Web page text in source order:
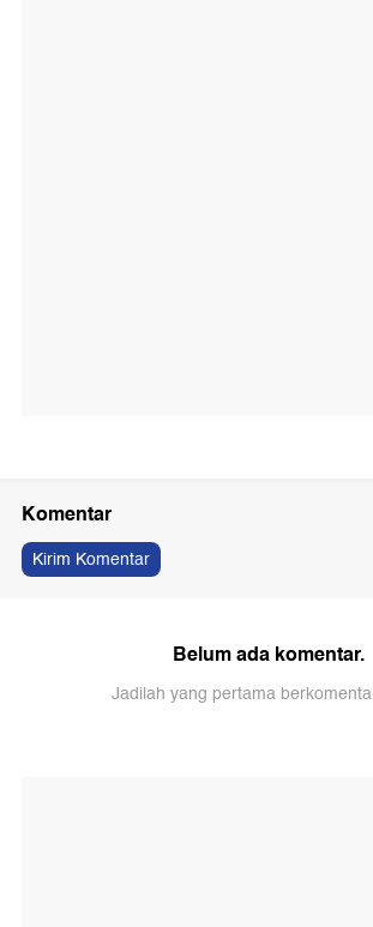
Komentar
Kirim Komentar
Belum ada komentar.
Jadilah yang pertama